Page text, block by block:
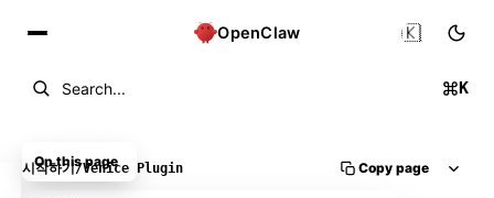
OpenClaw
Search... K
🇰🇷
시작하기/Venice Plugin Copy page
On this page